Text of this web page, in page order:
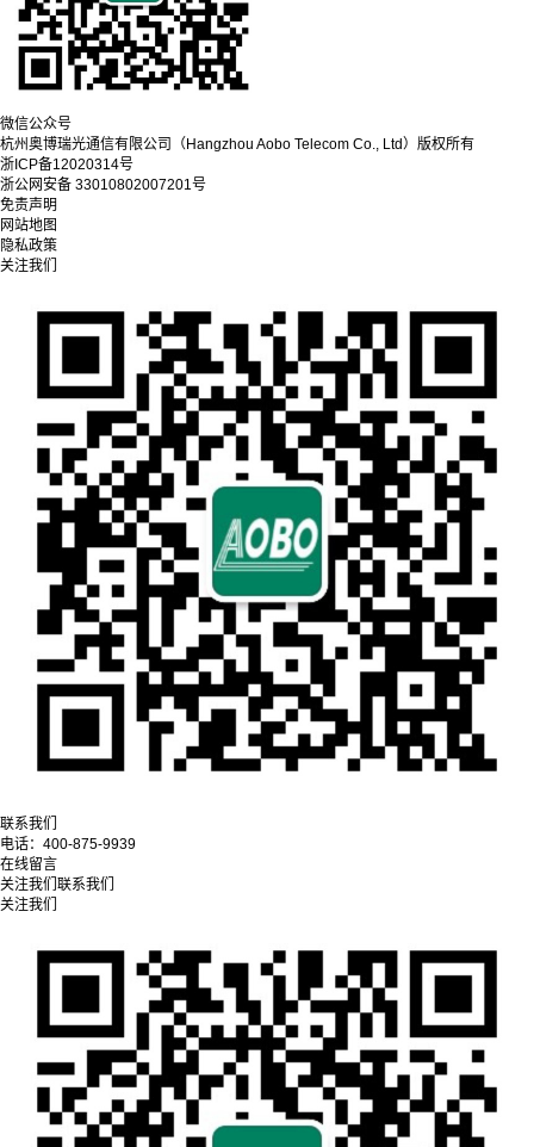
微信公众号
杭州奥博瑞光通信有限公司（Hangzhou Aobo Telecom Co., Ltd） 版权所有
浙ICP备12020314号
浙公网安备 33010802007201号
免责声明
网站地图
隐私政策
关注我们
联系我们
电话： 400-875-9939
在线留言
关注我们 联系我们
关注我们